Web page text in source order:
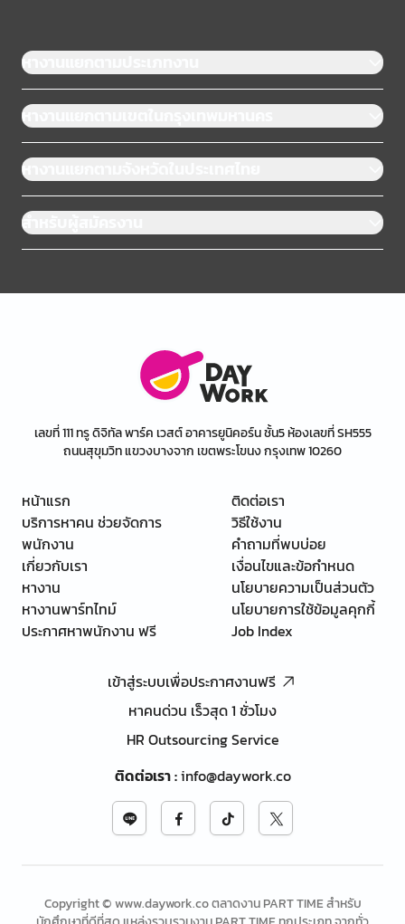
หางานแยกตามประเภทงาน
หางานแยกตามเขตในกรุงเทพมหานคร
หางานแยกตามจังหวัดในประเทศไทย
สำหรับผู้สมัครงาน
เลขที่ 111 ทรู ดิจิทัล พาร์ค เวสต์ อาคารยูนิคอร์น ชั้น5 ห้องเลขที่ SH555
ถนนสุขุมวิท แขวงบางจาก เขตพระโขนง กรุงเทพ 10260
หน้าแรก
บริการหาคน ช่วยจัดการ
พนักงาน
เกี่ยวกับเรา
หางาน
หางานพาร์ทไทม์
ประกาศหาพนักงาน ฟรี
ติดต่อเรา
วิธีใช้งาน
คำถามที่พบบ่อย
เงื่อนไขและข้อกำหนด
นโยบายความเป็นส่วนตัว
นโยบายการใช้ข้อมูลคุกกี้
Job Index
เข้าสู่ระบบเพื่อประกาศงานฟรี
หาคนด่วน เร็วสุด 1 ชั่วโมง
HR Outsourcing Service
ติดต่อเรา:info@daywork.co
Copyright © www.daywork.co ตลาดงาน PART TIME สำหรับ